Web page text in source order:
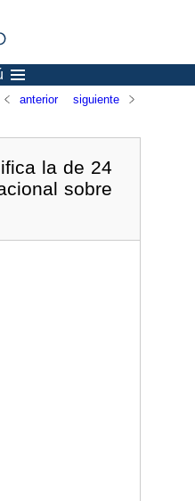
anterior siguiente
la de 24
sobre